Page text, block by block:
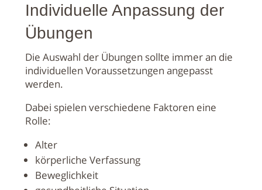
Individuelle Anpassung der
Übungen
Die Auswahl der Übungen sollte immer an die
individuellen Voraussetzungen angepasst
werden.
Dabei spielen verschiedene Faktoren eine
Rolle:
Alter
körperliche Verfassung
Beweglichkeit